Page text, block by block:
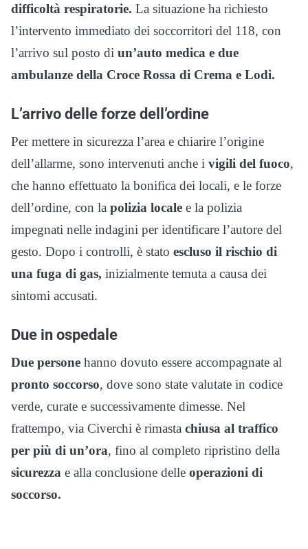
difficoltà respiratorie. La situazione ha richiesto
l’intervento immediato dei soccorritori del 118, con
l’arrivo sul posto di un’auto medica e due
ambulanze della Croce Rossa di Crema e Lodi.
L’arrivo delle forze dell’ordine
Per mettere in sicurezza l’area e chiarire l’origine
dell’allarme, sono intervenuti anche i vigili del fuoco,
che hanno effettuato la bonifica dei locali, e le forze
dell’ordine, con la polizia locale e la polizia
impegnati nelle indagini per identificare l’autore del
gesto. Dopo i controlli, è stato escluso il rischio di
una fuga di gas, inizialmente temuta a causa dei
sintomi accusati.
Due in ospedale
Due persone hanno dovuto essere accompagnate al
pronto soccorso, dove sono state valutate in codice
verde, curate e successivamente dimesse. Nel
frattempo, via Civerchi è rimasta chiusa al traffico
per più di un’ora, fino al completo ripristino della
sicurezza e alla conclusione delle operazioni di
soccorso.